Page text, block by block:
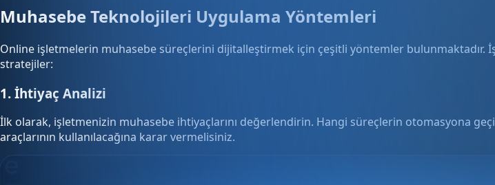
Muhasebe Teknolojileri Uygulama Yöntemleri
Online işletmelerin muhasebe süreçlerini dijitalleştirmek için çeşitli yöntemler bulunmaktadır.
stratejiler:
1. İhtiyaç Analizi
İlk olarak, işletmenizin muhasebe ihtiyaçlarını değerlendirin. Hangi süreçlerin otomasyona
araçlarının kullanılacağına karar vermelisiniz.